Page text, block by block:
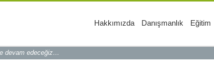
Hakkımızda Danışmanlık Eğitim
devam edeceğiz…